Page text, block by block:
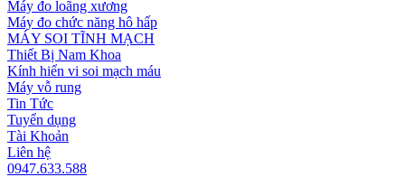
Máy đo loãng xương
Máy đo chức năng hô hấp
MÁY SOI TĨNH MẠCH
Thiết Bị Nam Khoa
Kính hiển vi soi mạch máu
Máy vỗ rung
Tin Tức
Tuyển dụng
Tài Khoản
Liên hệ
0947.633.588